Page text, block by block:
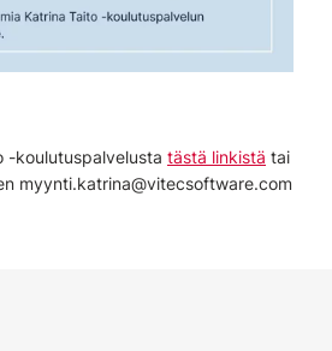
-koulutuspalvelusta tästä linkistä tai
myynti.katrina@vitecsoftware.com